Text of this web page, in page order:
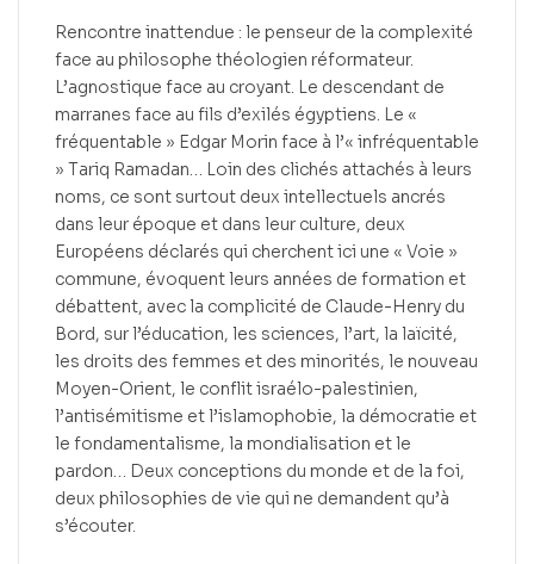
Rencontre inattendue : le penseur de la complexité
face au philosophe théologien réformateur.
L’agnostique face au croyant. Le descendant de
marranes face au fils d’exilés égyptiens. Le «
fréquentable » Edgar Morin face à l’« infréquentable
» Tariq Ramadan… Loin des clichés attachés à leurs
noms, ce sont surtout deux intellectuels ancrés
dans leur époque et dans leur culture, deux
Européens déclarés qui cherchent ici une « Voie »
commune, évoquent leurs années de formation et
débattent, avec la complicité de Claude-Henry du
Bord, sur l’éducation, les sciences, l’art, la laïcité,
les droits des femmes et des minorités, le nouveau
Moyen-Orient, le conflit israélo-palestinien,
l’antisémitisme et l’islamophobie, la démocratie et
le fondamentalisme, la mondialisation et le
pardon… Deux conceptions du monde et de la foi,
deux philosophies de vie qui ne demandent qu’à
s’écouter.